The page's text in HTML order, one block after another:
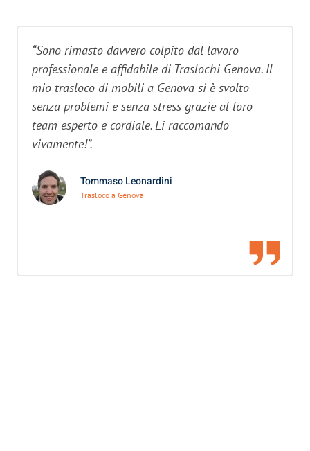
“Sono rimasto davvero colpito dal lavoro
professionale e affidabile di Traslochi Genova. Il
mio trasloco di mobili a Genova si è svolto
senza problemi e senza stress grazie al loro
team esperto e cordiale. Li raccomando
vivamente!”.
Tommaso Leonardini
Trasloco a Genova